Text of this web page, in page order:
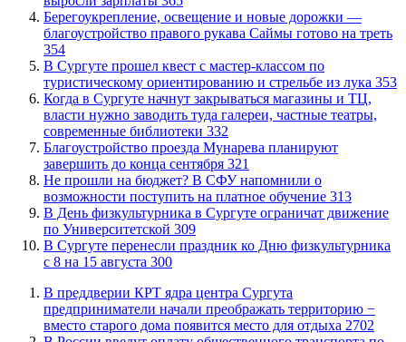
Берегоукрепление, освещение и новые дорожки —
благоустройство правого рукава Саймы готово на треть
354
В Сургуте прошел квест с мастер-классом по
туристическому ориентированию и стрельбе из лука 353
​Когда в Сургуте начнут закрываться магазины и ТЦ,
власти нужно заводить туда галереи, частные театры,
современные библиотеки 332
Благоустройство проезда Мунарева планируют
завершить до конца сентября 321
Не прошли на бюджет? В СФУ напомнили о
возможности поступить на платное обучение 313
​В День физкультурника в Сургуте ограничат движение
по Университетской 309
​В Сургуте перенесли праздник ко Дню физкультурника
с 8 на 15 августа 300
​В преддверии КРТ ядра центра Сургута
предприниматели начали преображать территорию −
вместо старого дома появится место для отдыха 2702